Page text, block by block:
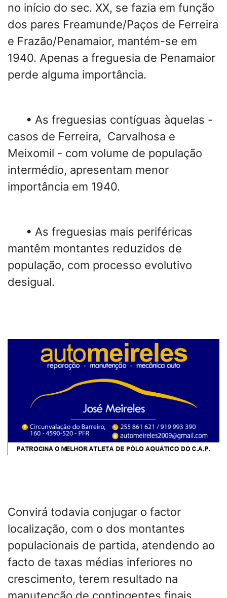
no início do sec. XX, se fazia em função
dos pares Freamunde/Paços de Ferreira
e Frazão/Penamaior, mantém-se em
1940. Apenas a freguesia de Penamaior
perde alguma importância.
• As freguesias contíguas àquelas -
casos de Ferreira, Carvalhosa e
Meixomil - com volume de população
intermédio, apresentam menor
importância em 1940.
• As freguesias mais periféricas
mantêm montantes reduzidos de
população, com processo evolutivo
desigual.
Convirá todavia conjugar o factor
localização, com o dos montantes
populacionais de partida, atendendo ao
facto de taxas médias inferiores no
crescimento, terem resultado na